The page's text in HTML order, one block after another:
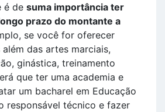
é de suma importância ter
prazo do montante a
se você for oferecer
das artes marciais,
ginástica, treinamento
que ter uma academia e
um bacharel em Educação
responsável técnico e fazer